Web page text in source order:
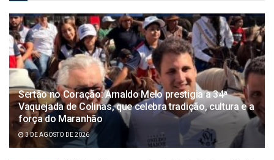
Sertão no Coração: Arnaldo Melo prestigia a 34ª
Vaquejada de Colinas, que celebra tradição, cultura e a
força do Maranhão
3 DE AGOSTO DE 2026